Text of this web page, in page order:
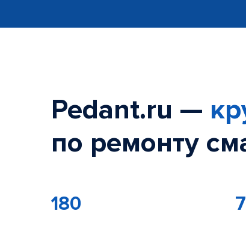
Pedant.ru —
по ремонту
180